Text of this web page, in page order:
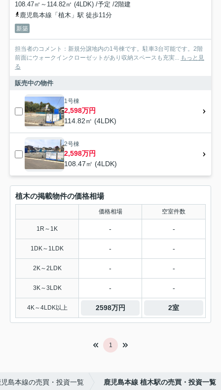
108.47㎡～114.82㎡ (4LDK) /予定 /2階建
鹿児島本線「植木」駅 徒歩11分
新築
担当者のコメント：新規分譲地内の1号棟です。駐車3台可能です。2階
前面にウォークインクローゼットがあり収納スペースも充実... もっと見
る
販売中の物件
1号棟
2,598万円
114.82㎡ (4LDK)
2号棟
2,598万円
108.47㎡ (4LDK)
植木の掲載物件の価格相場
価格相場 空室件数
1R～1K - -
1DK～1LDK - -
2K～2LDK - -
3K～3LDK - -
4K～4LDK以上 2598万円 2室
1
島本線の売買・投資一覧 鹿児島本線 植木駅の売買・投資一覧